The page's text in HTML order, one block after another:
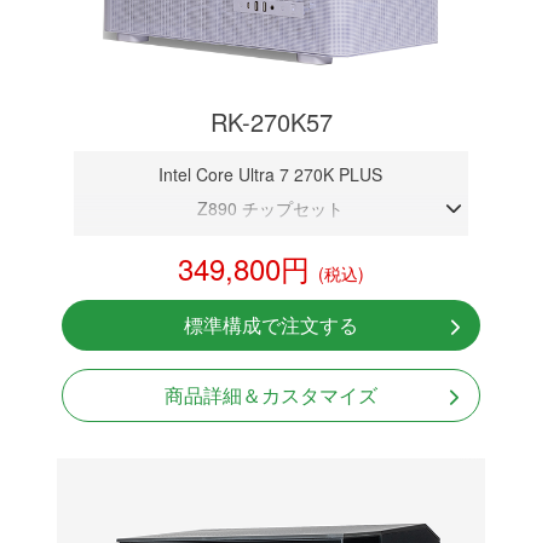
RK-270K57
Intel Core Ultra 7 270K PLUS
Z890 チップセット
RTX 5070 12GB
NVMeSSD 1TB
無線LAN Bluetooth対応
850W GOLD 電源
349,800円 (税込)
標準構成で注文する
商品詳細＆カスタマイズ